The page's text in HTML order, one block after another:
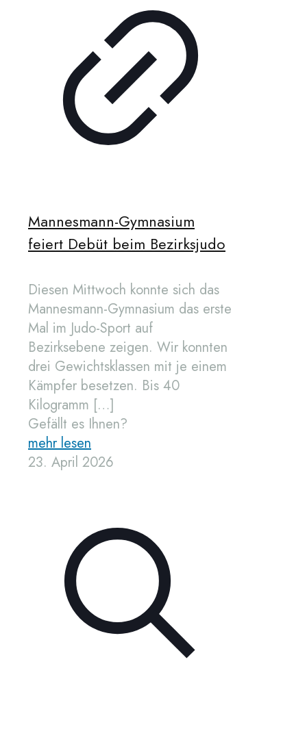
Mannesmann-Gymnasium
feiert Debüt beim Bezirksjudo
Diesen Mittwoch konnte sich das
Mannesmann-Gymnasium das erste
Mal im Judo-Sport auf
Bezirksebene zeigen. Wir konnten
drei Gewichtsklassen mit je einem
Kämpfer besetzen. Bis 40
Kilogramm […]
Gefällt es Ihnen?
mehr lesen
23. April 2026